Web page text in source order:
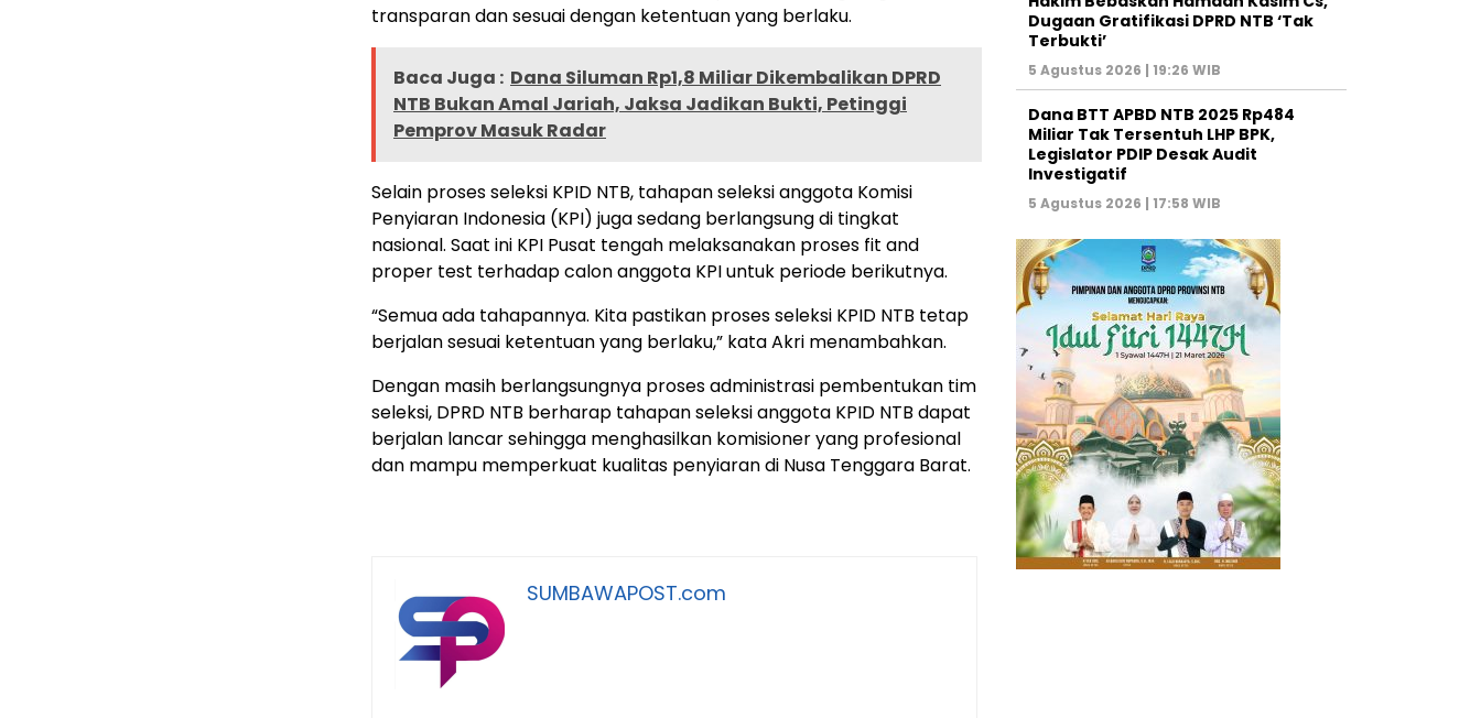
transparan dan sesuai dengan ketentuan yang berlaku.
Baca Juga : Dana Siluman Rp1,8 Miliar Dikembalikan DPRD
NTB Bukan Amal Jariah, Jaksa Jadikan Bukti, Petinggi
Pemprov Masuk Radar
Selain proses seleksi KPID NTB, tahapan seleksi anggota Komisi
Penyiaran Indonesia (KPI) juga sedang berlangsung di tingkat
nasional. Saat ini KPI Pusat tengah melaksanakan proses fit and
proper test terhadap calon anggota KPI untuk periode berikutnya.
“Semua ada tahapannya. Kita pastikan proses seleksi KPID NTB tetap
berjalan sesuai ketentuan yang berlaku,” kata Akri menambahkan.
Dengan masih berlangsungnya proses administrasi pembentukan tim
seleksi, DPRD NTB berharap tahapan seleksi anggota KPID NTB dapat
berjalan lancar sehingga menghasilkan komisioner yang profesional
dan mampu memperkuat kualitas penyiaran di Nusa Tenggara Barat.
SUMBAWAPOST.com
Dugaan Gratifikasi DPRD NTB ‘Tak
Terbukti’
5 Agustus 2026 | 19:26 WIB
Dana BTT APBD NTB 2025 Rp484
Miliar Tak Tersentuh LHP BPK,
Legislator PDIP Desak Audit
Investigatif
5 Agustus 2026 | 17:58 WIB